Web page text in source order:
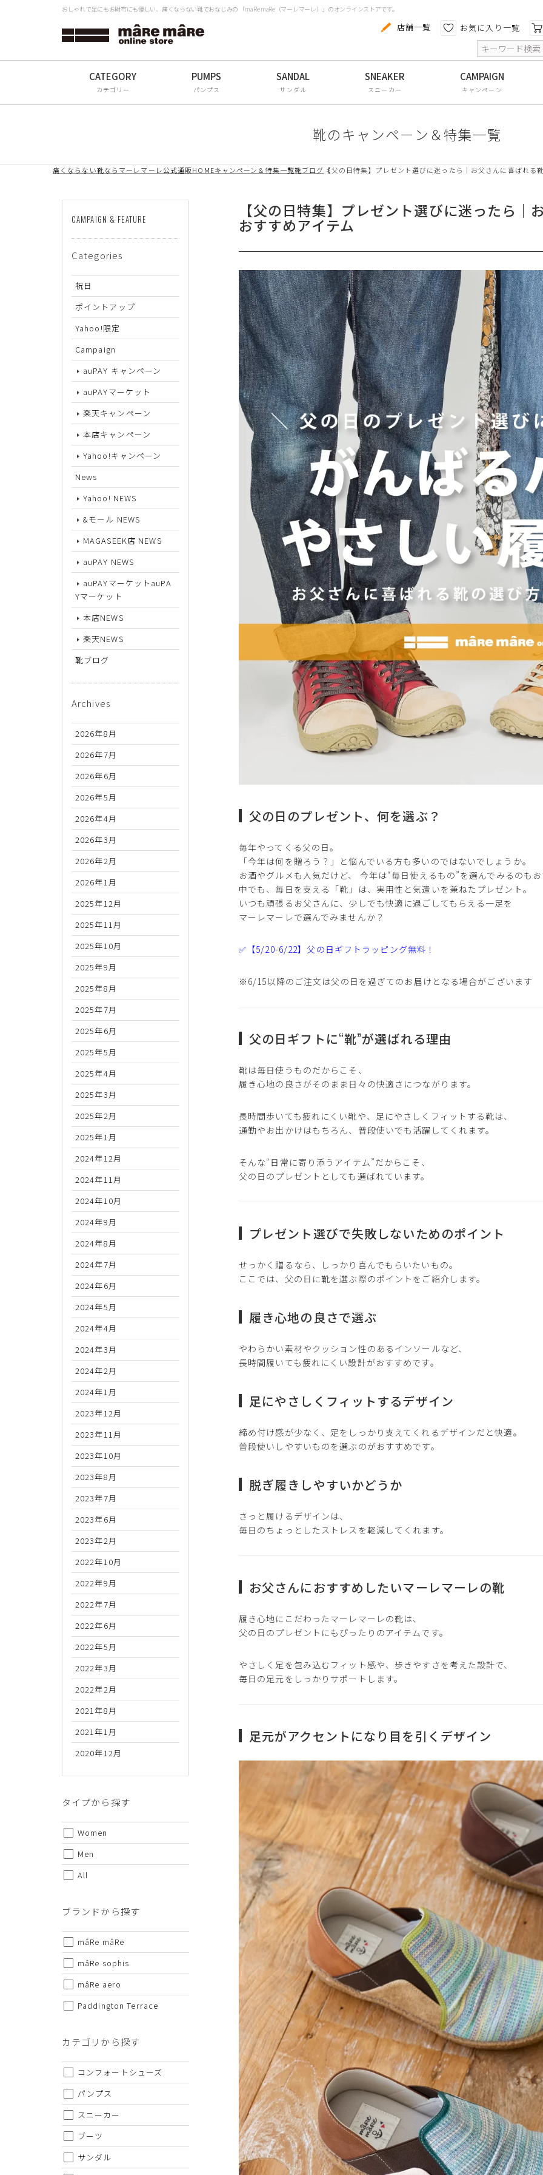
おしゃれで足にもお財布にも優しい、痛くならない靴でおなじみの 「maRe maRe（マーレマーレ）」のオンラインストアです。
店舗一覧 お気に入り一覧
カテゴリー パンプス サンダル スニーカー キャンペーン
靴のキャンペーン＆特集一覧
痛くならない靴ならマーレマーレ公式通販HOMEキャンペーン＆特集一覧靴ブログ 【父の日特集】プレゼント選びに迷ったら｜お父さんに喜ばれる
【父の日特集】プレゼント選びに迷ったら｜
おすすめアイテム
父の日のプレゼント、何を選ぶ？
毎年やってくる父の日。
「今年は何を贈ろう？」と悩んでいる方も多いのではないでしょうか。
お酒やグルメも人気だけど、 今年は“毎日使えるもの”を選んでみるのもお
中でも、毎日を支える「靴」は、実用性と気遣いを兼ねたプレゼント。
いつも頑張るお父さんに、少しでも快適に過ごしてもらえる一足を
マーレマーレで選んでみませんか？
✅【5/20-6/22】父の日ギフトラッピング無料！
※6/15以降のご注文は父の日を過ぎてのお届けとなる場合がございます
父の日ギフトに“靴”が選ばれる理由
靴は毎日使うものだからこそ、
履き心地の良さがそのまま日々の快適さにつながります。
長時間歩いても疲れにくい靴や、足にやさしくフィットする靴は、
通勤やお出かけはもちろん、普段使いでも活躍してくれます。
そんな“日常に寄り添うアイテム”だからこそ、
父の日のプレゼントとしても選ばれています。
プレゼント選びで失敗しないためのポイント
せっかく贈るなら、しっかり喜んでもらいたいもの。
ここでは、父の日に靴を選ぶ際のポイントをご紹介します。
履き心地の良さで選ぶ
やわらかい素材やクッション性のあるインソールなど、
長時間履いても疲れにくい設計がおすすめです。
足にやさしくフィットするデザイン
締め付け感が少なく、足をしっかり支えてくれるデザインだと快適。
普段使いしやすいものを選ぶのがおすすめです。
脱ぎ履きしやすいかどうか
さっと履けるデザインは、
毎日のちょっとしたストレスを軽減してくれます。
お父さんにおすすめしたいマーレマーレの靴
履き心地にこだわったマーレマーレの靴は、
父の日のプレゼントにもぴったりのアイテムです。
やさしく足を包み込むフィット感や、歩きやすさを考えた設計で、
毎日の足元をしっかりサポートします。
足元がアクセントになり目を引くデザイン
CAMPAIGN & FEATURE
Categories
祝日
ポイントアップ
Yahoo!限定
Campaign
auPAY キャンペーン
auPAYマーケット
楽天キャンペーン
本店キャンペーン
Yahoo!キャンペーン
News
Yahoo! NEWS
&モール NEWS
MAGASEEK店 NEWS
auPAY NEWS
auPAYマーケットauPA
Yマーケット
本店NEWS
楽天NEWS
靴ブログ
Archives
2026年8月
2026年7月
2026年6月
2026年5月
2026年4月
2026年3月
2026年2月
2026年1月
2025年12月
2025年11月
2025年10月
2025年9月
2025年8月
2025年7月
2025年6月
2025年5月
2025年4月
2025年3月
2025年2月
2025年1月
2024年12月
2024年11月
2024年10月
2024年9月
2024年8月
2024年7月
2024年6月
2024年5月
2024年4月
2024年3月
2024年2月
2024年1月
2023年12月
2023年11月
2023年10月
2023年8月
2023年7月
2023年6月
2023年2月
2022年10月
2022年9月
2022年7月
2022年6月
2022年5月
2022年3月
2022年2月
2021年8月
2021年1月
2020年12月
タイプから探す
Women
Men
All
ブランドから探す
mâRe mâRe
mâRe sophis
mâRe aero
Paddington Terrace
カテゴリから探す
コンフォートシューズ
パンプス
スニーカー
ブーツ
サンダル
タイプから探す
Women
All
mâRe mâRe
mâRe sophis
mâRe aero
コンフォートシューズ
パンプス
スニーカー
ブーツ
フラットシューズ
アウトレット
色から探す
サイズから探す
22.5cm
23cm
23.5cm
24.5cm
26cm
26.5cm
27cm
ヒールの高さから探す
1㎝未満
1cm以上2cm未満
2cm以上3cm未満
3cm以上4cm未満
4cm以上5cm未満
5cm以上6cm未満
6cm以上7cm未満
7cm以上8cm未満
8cm以上
上記条件で絞り込む